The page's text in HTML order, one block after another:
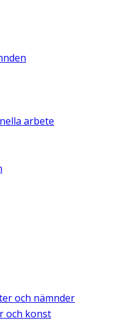
arbete
och nämnder
och konst